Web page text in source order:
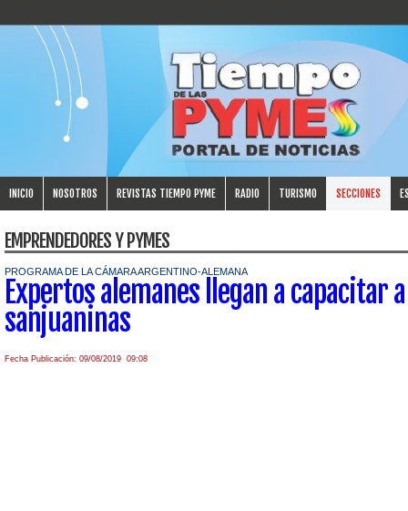
INICIO NOSOTROS REVISTAS TIEMPO PYME RADIO TURISMO SECCIONES
EMPRENDEDORES Y PYMES
PROGRAMA DE LA CÁMARA ARGENTINO-ALEMANA
Expertos alemanes llegan a capacitar
sanjuaninas
Fecha Publicación: 09/08/2019 09:08